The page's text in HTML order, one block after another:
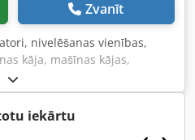
Zvanīt
nivelēšanas vienības,
kāja, mašīnas kājas,
pamats, nivelēšanas kurpe,
nivelēšanas kāja
2 gabali, paredzēti
augstums: 86 mm -
iekārtu